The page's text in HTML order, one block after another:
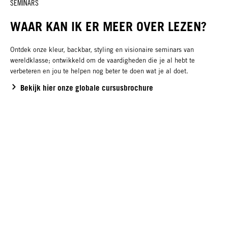
SEMINARS
WAAR KAN IK ER MEER OVER LEZEN?
Ontdek onze kleur, backbar, styling en visionaire seminars van
wereldklasse; ontwikkeld om de vaardigheden die je al hebt te
verbeteren en jou te helpen nog beter te doen wat je al doet.
Bekijk hier onze globale cursusbrochure